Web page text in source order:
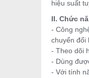
hiệu suất
II. Chức
- Công
chuyển đổi
- Theo dõi
- Dùng
- Với tính